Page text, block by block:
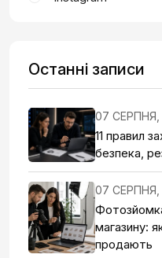
Останні записи
07 СЕРПНЯ,
11 правил
безпека,
07 СЕРПНЯ,
магазину:
продають